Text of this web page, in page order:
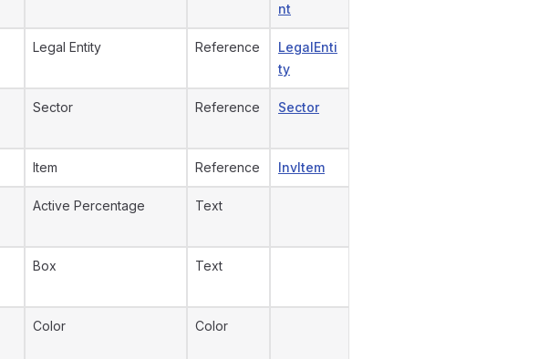
nt
Legal Entity Reference
LegalEnti
ty
Sector Reference Sector
Item Reference InvItem
Active Percentage Text
Box Text
Color Color